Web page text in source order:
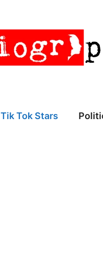
Tik Tok Stars